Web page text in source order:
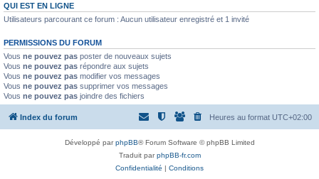
QUI EST EN LIGNE
Utilisateurs parcourant ce forum : Aucun utilisateur enregistré et 1 invité
PERMISSIONS DU FORUM
Vous ne pouvez pas poster de nouveaux sujets
Vous ne pouvez pas répondre aux sujets
Vous ne pouvez pas modifier vos messages
Vous ne pouvez pas supprimer vos messages
Vous ne pouvez pas joindre des fichiers
Index du forum Heures au format UTC+02:00
Développé parphpBB® Forum Software © phpBB Limited
Traduit parphpBB-fr.com
Confidentialité | Conditions